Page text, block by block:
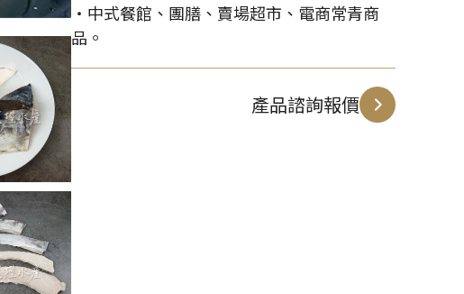
・中式餐館、團膳、賣場超市、電商常青商
品。
產品諮詢報價